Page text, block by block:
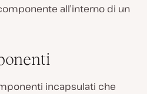
all’interno di un
incapsulati che